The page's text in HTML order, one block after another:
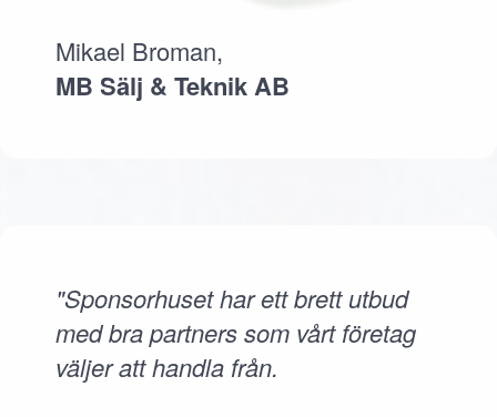
Mikael Broman,
MB Sälj & Teknik AB
"Sponsorhuset har ett brett utbud
med bra partners som vårt företag
väljer att handla från.